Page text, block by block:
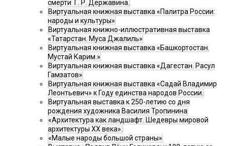
смерти Г. Р. Державина.
Виртуальная книжная выставка «Палитра России:
народы и культуры»
Виртуальная книжно-иллюстративная выставка
«Татарстан. Муса Джалиль»
Виртуальная книжная выставка «Башкортостан.
Мустай Карим.»
Виртуальная книжная выставка «Дагестан. Расул
Гамзатов»
Виртуальная книжная выставка «Садай Владимир
Леонтьевич» к Году единства народов России.
Виртуальная выставка к 250-летию со дня
рождения художника Василия Тропинина
«Архитектура как ландшафт. Шедевры мировой
архитектуры XX века».
«Малые народы большой страны»